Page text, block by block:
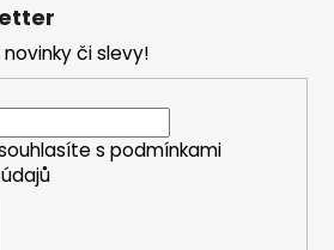
a
c
í
p
r
či slevy!
s podmínkami